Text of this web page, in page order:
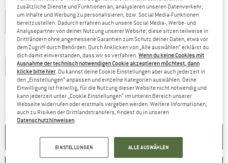
Farbe:Tea Leaf
60% 60%
Grösse wählen:
S M L XL XXL 3XL
Grössentabelle
Lieferzeit: 3-5 WerktageDer Link öffnet sich in einer Infobox und
Menge:
IN DEN WARENKORB
zusätzliche Dienste und Funktionen an, analysieren unseren Datenverkehr,
um Inhalte und Werbung zu personalisieren, bzw. Social Media-Funktionen
bereitzustellen. Dadurch erfahren auch unsere Social Media-, Werbe- und
Analysepartner von deiner Nutzung unserer Website; diese sitzen teilweise in
Drittländern ohne angemessene Garantien zum Schutz deiner Daten, etwa vor
dem Zugriff durch Behörden. Durch Anklicken von „Alle auswählen“ erklärst du
dich damit einverstanden, dass wir so verfahren.Wenn du keine Cookies mit
Ausnahme der technisch notwendigen Cookie akzeptieren möchtest, dann
klicke bitte hier . Du kannst deine Cookie Einstellungen aber auch jederzeit in
den „Einstellungen“ anpassen und einzelne Kategorien auswählen. Deine
Einwilligung ist freiwillig, für die Nutzung dieser Website nicht notwendig und
kann jederzeit unter „Cookie Einstellungen“ im unteren Bereich unserer
Webseite widerrufen oder erstmals vergeben werden. Weitere Informationen,
auch zu Risiken der Drittlandstransfers, findest du in unseren
Datenschutzhinweisen
EINSTELLUNGEN ALLE AUSWÄHLEN